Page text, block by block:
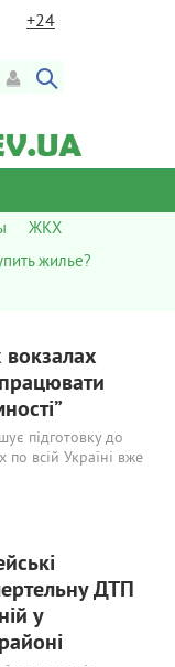
+24
ЖКХ
жилье?
вокзалах
підготовку до
по всій Україні вже
ДТП
у